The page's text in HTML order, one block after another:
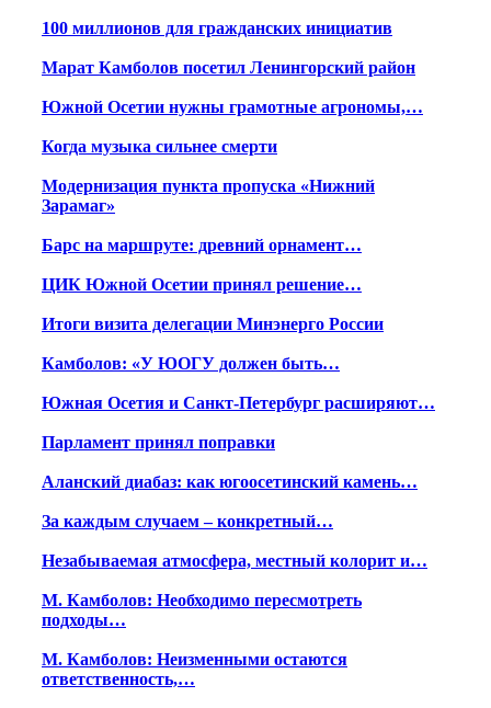
100 миллионов для гражданских инициатив
Марат Камболов посетил Ленингорский район
Южной Осетии нужны грамотные агрономы,…
Когда музыка сильнее смерти
Модернизация пункта пропуска «Нижний
Зарамаг»
Барс на маршруте: древний орнамент…
ЦИК Южной Осетии принял решение…
Итоги визита делегации Минэнерго России
Камболов: «У ЮОГУ должен быть…
Южная Осетия и Санкт-Петербург расширяют…
Парламент принял поправки
Аланский диабаз: как югоосетинский камень…
За каждым случаем – конкретный…
Незабываемая атмосфера, местный колорит и…
М. Камболов: Необходимо пересмотреть
подходы…
М. Камболов: Неизменными остаются
ответственность,…